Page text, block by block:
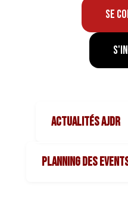
Se
Actualités AJDR
Planning des